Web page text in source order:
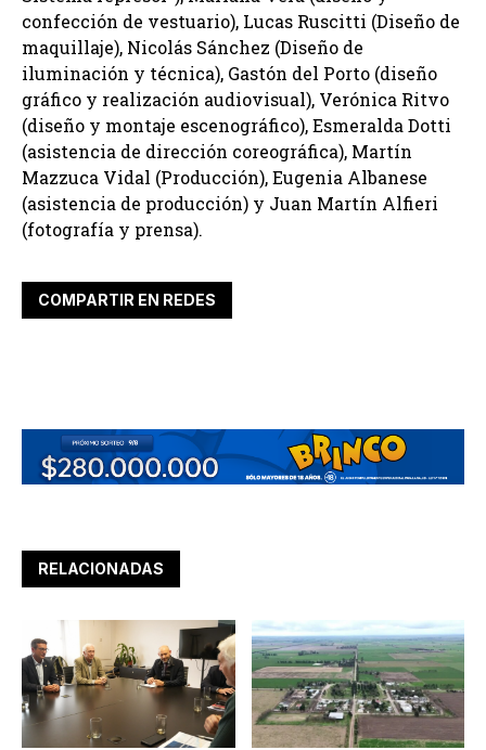
confección de vestuario), Lucas Ruscitti (Diseño de
maquillaje), Nicolás Sánchez (Diseño de
iluminación y técnica), Gastón del Porto (diseño
gráfico y realización audiovisual), Verónica Ritvo
(diseño y montaje escenográfico), Esmeralda Dotti
(asistencia de dirección coreográfica), Martín
Mazzuca Vidal (Producción), Eugenia Albanese
(asistencia de producción) y Juan Martín Alfieri
(fotografía y prensa).
COMPARTIR EN REDES
RELACIONADAS